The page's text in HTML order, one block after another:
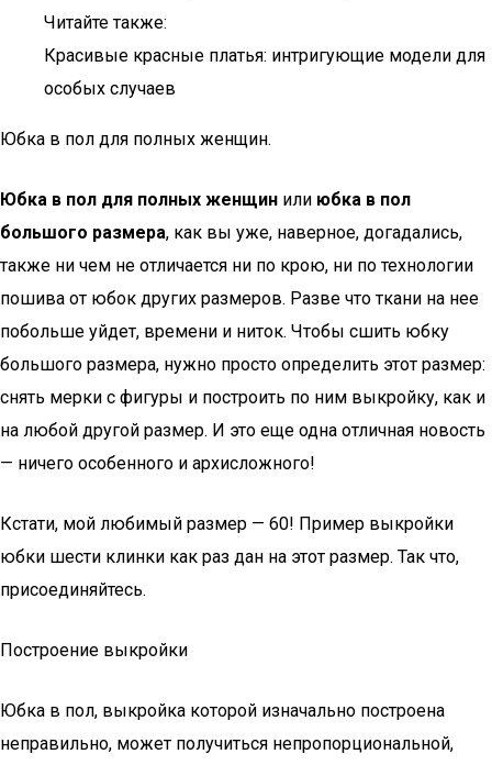
Читайте также:
Красивые красные платья: интригующие модели для
особых случаев
Юбка в пол для полных женщин.
Юбка в пол для полных женщин или юбка в пол
большого размера, как вы уже, наверное, догадались,
также ни чем не отличается ни по крою, ни по технологии
пошива от юбок других размеров. Разве что ткани на нее
побольше уйдет, времени и ниток. Чтобы сшить юбку
большого размера, нужно просто определить этот размер:
снять мерки с фигуры и построить по ним выкройку, как и
на любой другой размер. И это еще одна отличная новость
— ничего особенного и архисложного!
Кстати, мой любимый размер — 60! Пример выкройки
юбки шести клинки как раз дан на этот размер. Так что,
присоединяйтесь.
Построение выкройки
Юбка в пол, выкройка которой изначально построена
неправильно, может получиться непропорциональной,